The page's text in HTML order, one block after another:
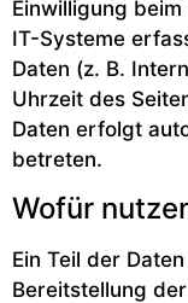
Einwilligung
IT-Systeme
Daten (z. B.
Uhrzeit des
Daten erfolgt
betreten.
Wofür
Ein Teil der
Bereitstellung